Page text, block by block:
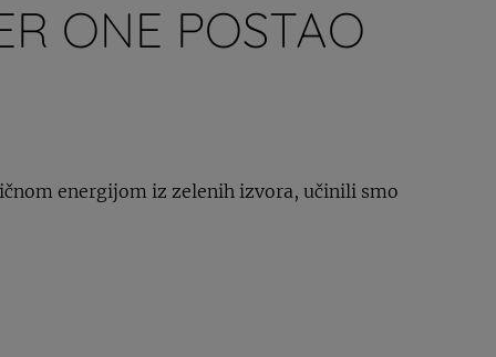
ONE POSTAO
energijom iz zelenih izvora, učinili smo